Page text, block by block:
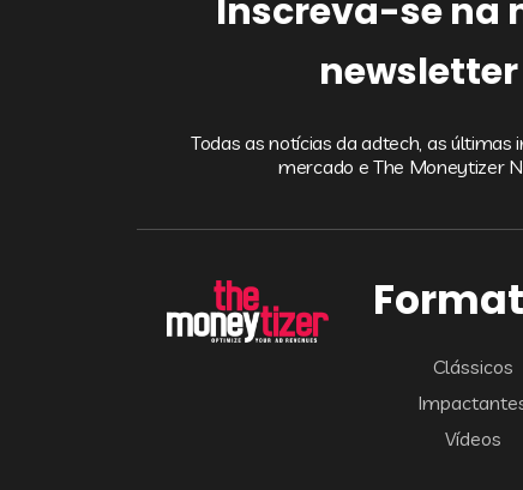
Inscreva-se na
newsletter
Todas as notícias da adtech, as últimas
mercado e The Moneytizer
Clássicos
Vídeos